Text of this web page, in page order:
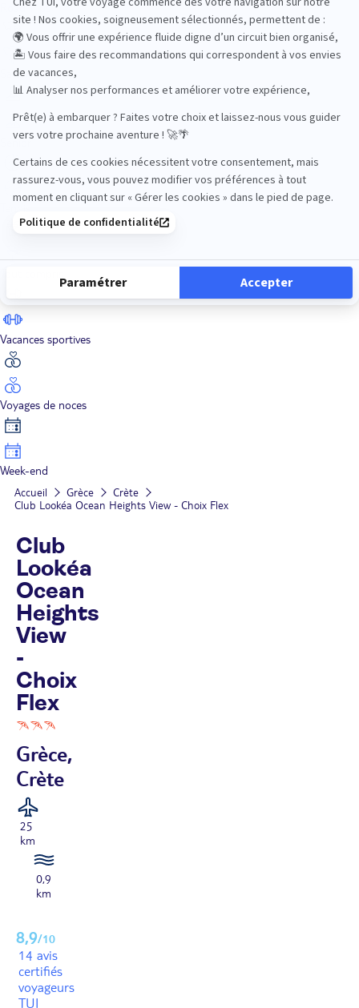
Road Trips
Safari
Sénior
Vacances sportives
Voyages de noces
Week-end
Accueil Grèce
Crète
Club Lookéa Ocean Heights View - Choix Flex
Club
Lookéa
Ocean
Heights
View
-
Choix
Flex
Grèce,
Crète
25
km
0,9
km
8,9/10
14 avis
certifiés
voyageurs
TUI